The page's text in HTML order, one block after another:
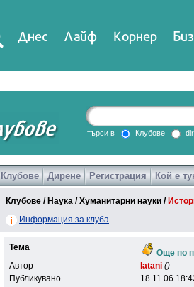
Днес Лайф Корнер
DirTV Impressio
Games
търси в Клубове
Клубове Дирене Регистрация Кой е
Клубове / Наука /Хуманитарни науки /
Информация за клуба
Тема
Още по
Автор
latani ()
Публикувано
18.11.06